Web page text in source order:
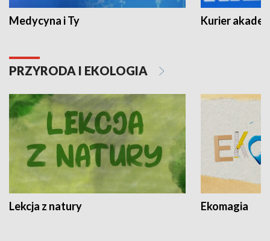
Medycyna i Ty Kurier
PRZYRODA I EKOLOGIA
Lekcja z natury Ekomagia